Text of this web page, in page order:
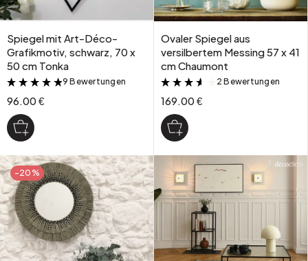
Spiegel mit Art-Déco-
Grafikmotiv, schwarz, 70 x
50 cm Tonka
&
9 Bewertungen
96.00 €
Ovaler Spiegel aus
versilbertem Messing 57 x 41
cm Chaumont
&
2 Bewertungen
169.00 €
-20%